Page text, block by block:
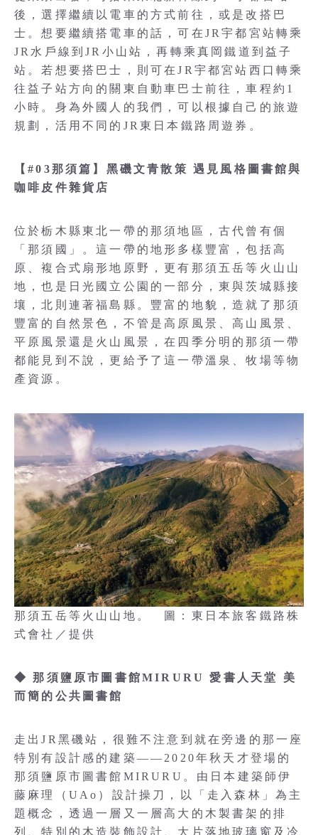
後，選擇繼續以電車的方式前往，或是改搭巴
士。想要繼續搭電車的話，可在JR宇都宮站轉乘
JR水戶線到JR小山站，再轉乘真岡鐵道到益子
站。若想要搭巴士，則可在JR宇都宮站西口轉乘
往益子站方向的關東自動車巴士前往，車程約1
小時。身為外國人的我們，可以根據自己的旅遊
規劃，活用不同的JR東日本鐵路周遊券。
【#03那須篇】黑磯文青散策 遇見風格圖書館與
咖啡皮件雜貨店
位於栃木縣東北一帶的那須地區，古代曾有個
「那須國」。這一帶的地形多樣豐富，包括高
原、複合式扇形地原野，更有那須五岳等火山山
地，也是日光國立公園的一部分，東與茨城縣接
壤，北則連著福島縣。豐富的地貌，造就了那須
豐富的自然景色，不管是高原風景、高山風景、
平原風景還是火山風景，在四季分明的那須一帶
都能見到不說，更給予了這一帶溫泉、牧場等物
產資源。
那須五岳等火山山地。 圖：東日本旅客鐵路株
式會社／提供
◆ 那須鹽原市圖書館MIRURU 愛書人天堂 美
而簡的公共圖書館
走出JR黑磯站，很難不注意到就在旁邊的那一座
特別有設計感的建築——2020年秋天才登場的
那須鹽原市圖書館MIRURU。由日本建築師伊
藤麻理（UAo）設計操刀，以「走入森林」為主
題概念，透過一層又一層高大的木製書架的排
列、特別的木造裝飾設計、大片落地玻璃窗及冷